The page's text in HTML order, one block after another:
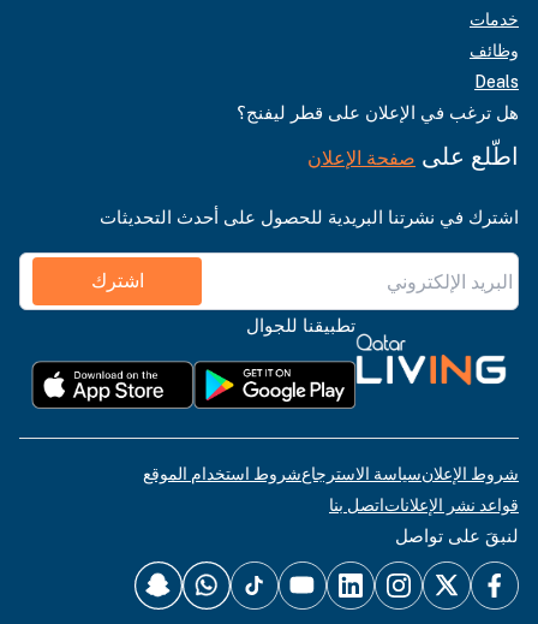
خدمات
وظائف
Deals
هل ترغب في الإعلان على قطر ليفنج؟
اطّلع على صفحة الإعلان
اشترك في نشرتنا البريدية للحصول على أحدث التحديثات
اشترك
تطبيقنا للجوال
شروط الإعلانسياسة الاسترجاعشروط استخدام الموقع
قواعد نشر الإعلاناتاتصل بنا
لنبقَ على تواصل